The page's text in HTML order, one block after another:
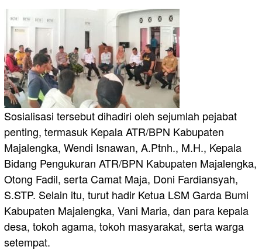
Sosialisasi tersebut dihadiri oleh sejumlah pejabat
penting, termasuk Kepala ATR/BPN Kabupaten
Majalengka, Wendi Isnawan, A.Ptnh., M.H., Kepala
Bidang Pengukuran ATR/BPN Kabupaten Majalengka,
Otong Fadil, serta Camat Maja, Doni Fardiansyah,
S.STP. Selain itu, turut hadir Ketua LSM Garda Bumi
Kabupaten Majalengka, Vani Maria, dan para kepala
desa, tokoh agama, tokoh masyarakat, serta warga
setempat.